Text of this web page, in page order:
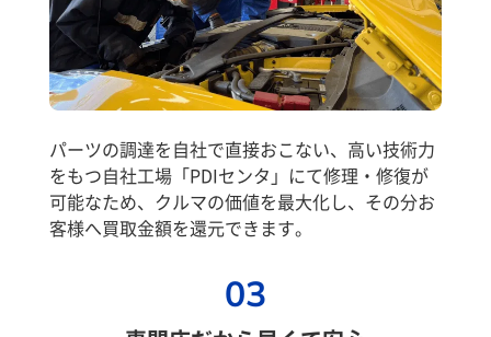
パーツの調達を自社で直接おこない、高い技術力
をもつ自社工場「PDIセンタ」にて修理・修復が
可能なため、クルマの価値を最大化し、その分お
客様へ買取金額を還元できます。
03